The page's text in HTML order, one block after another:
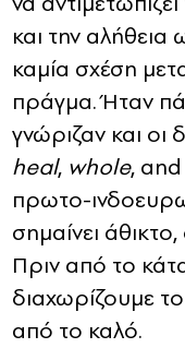
και την
καμία σχέση
πράγμα. Ήταν
γνώριζαν και οι
heal, whole, and
πρωτο-
σημαίνει
Πριν από το
διαχωρίζουμε
από το καλό.